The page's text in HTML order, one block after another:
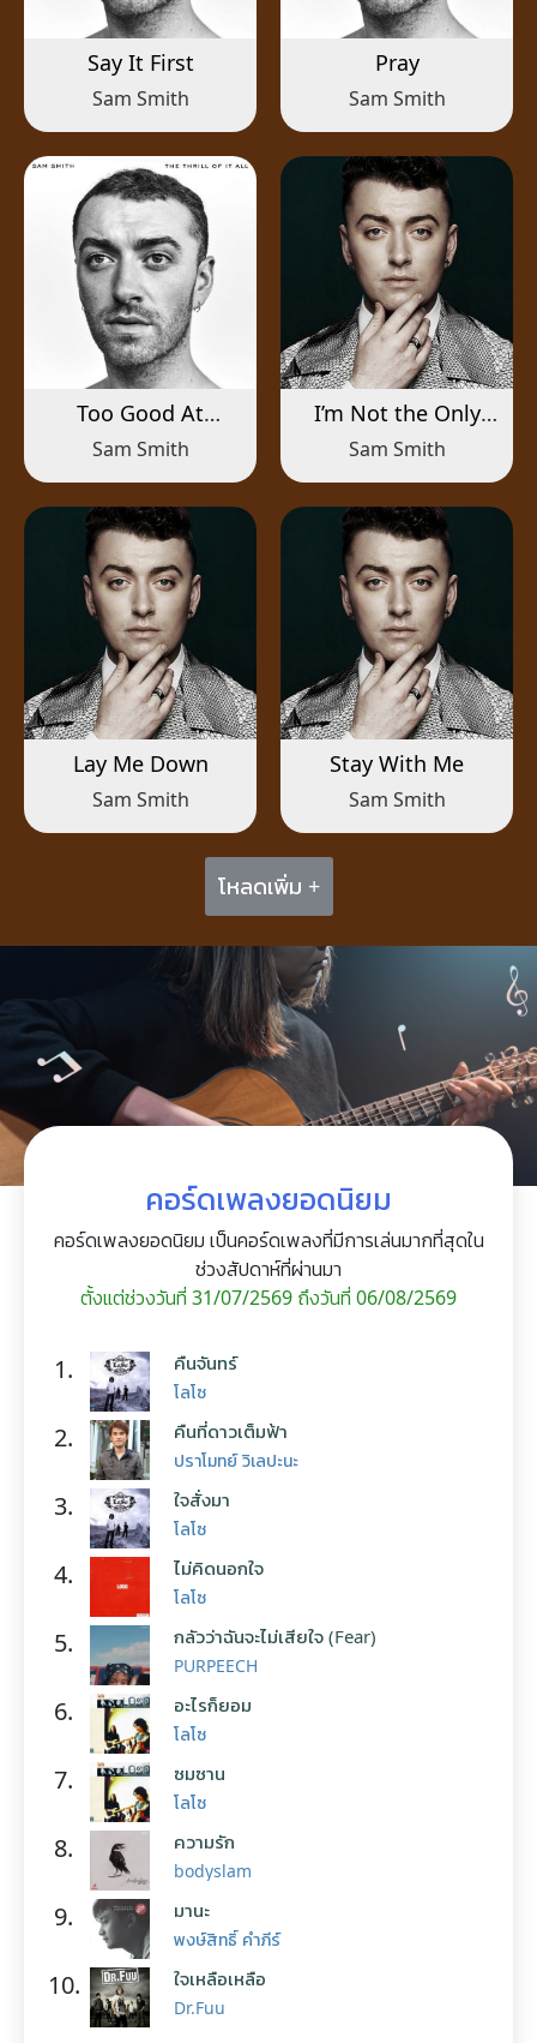
Say It First
Sam Smith
Pray
Sam Smith
Too Good At
Goodbyes
Sam Smith
I’m Not the Only
One
Sam Smith
Lay Me Down
Sam Smith
Stay With Me
Sam Smith
โหลดเพิ่ม +
คอร์ดเพลงยอดนิยม
คอร์ดเพลงยอดนิยม เป็นคอร์ดเพลงที่มีการเล่นมากที่สุดใน
ช่วงสัปดาห์ที่ผ่านมา
ตั้งแต่ช่วงวันที่ 31/07/2569 ถึงวันที่ 06/08/2569
1. คืนจันทร์
โลโซ
2. คืนที่ดาวเต็มฟ้า
ปราโมทย์ วิเลปะนะ
3. ใจสั่งมา
โลโซ
4. ไม่คิดนอกใจ
โลโซ
5. กลัวว่าฉันจะไม่เสียใจ (Fear)
PURPEECH
6. อะไรก็ยอม
โลโซ
7. ซมซาน
โลโซ
8. ความรัก
bodyslam
9. มานะ
พงษ์สิทธิ์ คำภีร์
10. ใจเหลือเหลือ
Dr.Fuu